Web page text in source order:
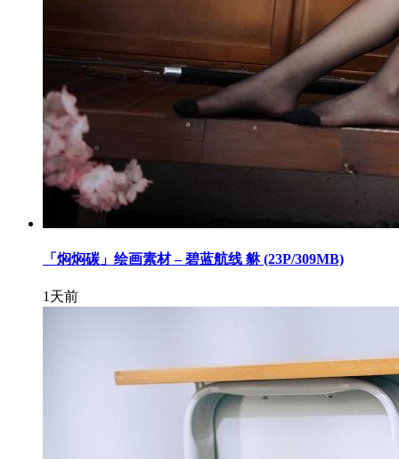
「焖焖碳」绘画素材 – 碧蓝航线 貅 (23P/309MB)
1天前